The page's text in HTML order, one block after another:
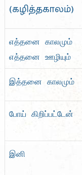
(கழித்தகாலம்)
எத்தனை காலமும்
எத்தனை ஊழியும்
இத்தனை காலமும்
போய் கிறிப்பட்டேன்
இனி